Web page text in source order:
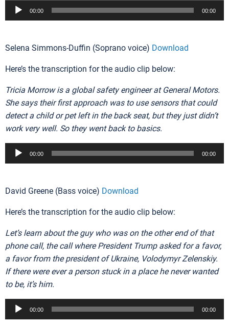
Audio
00:00 00:00
Selena Simmons-Duffin (Soprano voice) Download
Here’s the transcription for the audio clip below:
Tricia Morrow is a global safety engineer at General Motors.
She says their first approach was to use sensors that could
detect a child or pet left in the back seat, but they just didn’t
work very well. So they went back to basics.
Audio
00:00 00:00
David Greene (Bass voice) Download
Here’s the transcription for the audio clip below:
Let’s learn about the guy who was on the other end of that
phone call, the call where President Trump asked for a favor,
a favor from the president of Ukraine, Volodymyr Zelenskiy.
If there were ever a person stuck in a place he never wanted
to be, it’s him.
Audio
00:00 00:00